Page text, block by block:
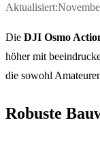
Die DJI Osmo
höher mit
die sowohl
Robuste